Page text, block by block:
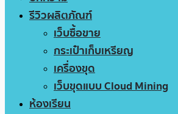
รีวิวผลิตภัณฑ์
เว็บซื้อขาย
กระเป๋าเก็บเหรียญ
เครื่องขุด
เว็บขุดแบบ Cloud Mining
ห้องเรียน